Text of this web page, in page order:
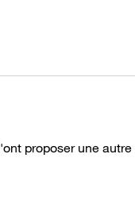
proposer une autre